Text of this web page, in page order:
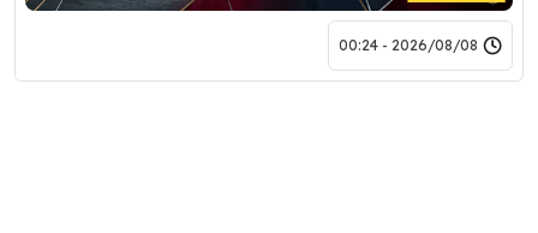
2026/08/08 - 00:24